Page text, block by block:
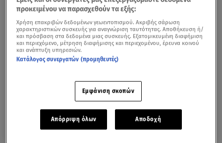
προκειμένου να παρασχεθούν τα εξής:
Χρήση επακριβών δεδομένων γεωεντοπισμού. Ακριβής σάρωση
χαρακτηριστικών συσκευής για αναγνώριση ταυτότητας. Αποθήκευση ή/
και πρόσβαση στα δεδομένα μιας συσκευής. Εξατομικευμένη διαφήμιση
και περιεχόμενο, μέτρηση διαφήμισης και περιεχομένου, έρευνα κοινού
και ανάπτυξη υπηρεσιών.
Κατάλογος συνεργατών (προμηθευτές)
Εμφάνιση σκοπών
Απόρριψη όλων Αποδοχή